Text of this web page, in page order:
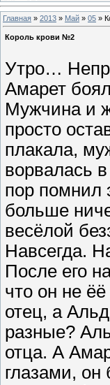
Главная » 2013 » Май » 05 »
Король крови №2
Утро…
Амарет
Мужчина и
просто
плакала,
ворвалась
пор помнил
больше
весёлой
Навсегда.
После его
что он не
отец, а
разные?
отца. А
глазами,